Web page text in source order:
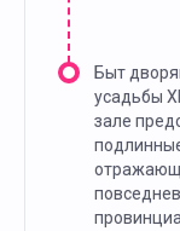
Быт
усадьбы
зале